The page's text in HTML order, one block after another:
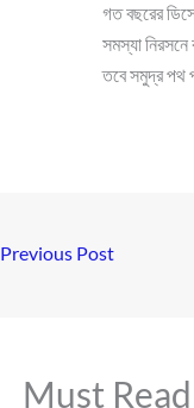
গত বছরের
সমস্যা
তবে সমুদ্র পথ
Previous Post
Must Read